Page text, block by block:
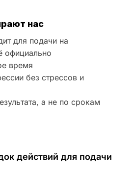
нас
для подачи на
официально
время
без стрессов и
а не по срокам
действий для подачи